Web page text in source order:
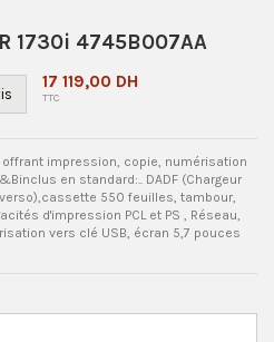
1730i 4745B007AA
17 119,00 DH
TTC
offrant impression, copie, numérisation
en standard:.. DADF (Chargeur
550 feuilles, tambour,
d'impression PCL et PS , Réseau,
vers clé USB, écran 5,7 pouces